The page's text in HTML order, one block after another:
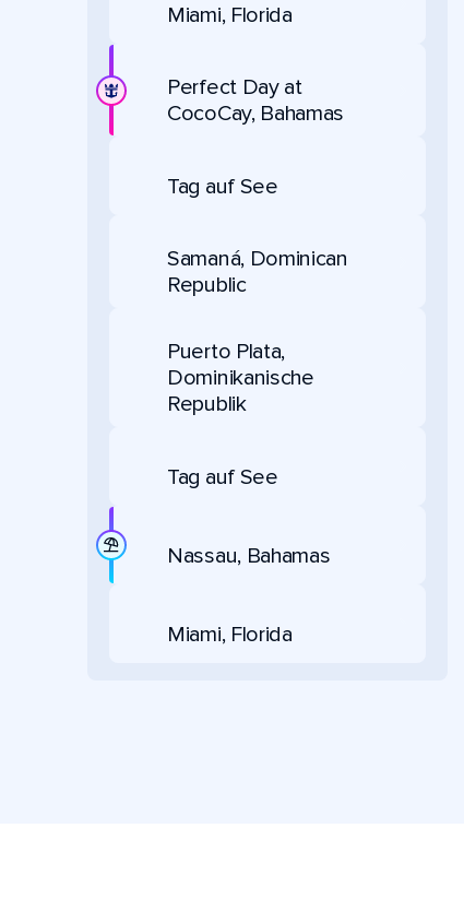
Miami, Florida
Perfect Day at
CocoCay, Bahamas
Tag auf See
Samaná, Dominican
Republic
Puerto Plata,
Dominikanische
Republik
Tag auf See
Nassau, Bahamas
Miami, Florida